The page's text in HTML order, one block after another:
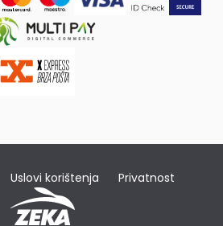
Uslovi korištenja Privatnost